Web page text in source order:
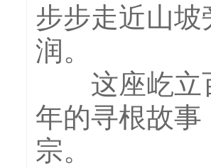
步步走近山
润。
这座屹立百
年的寻根故
宗。